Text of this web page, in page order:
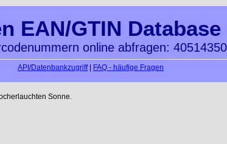
EAN/GTIN Database
online abfragen:
API/Datenbankzugriff| FAQ - häufige Fragen
Sonne.